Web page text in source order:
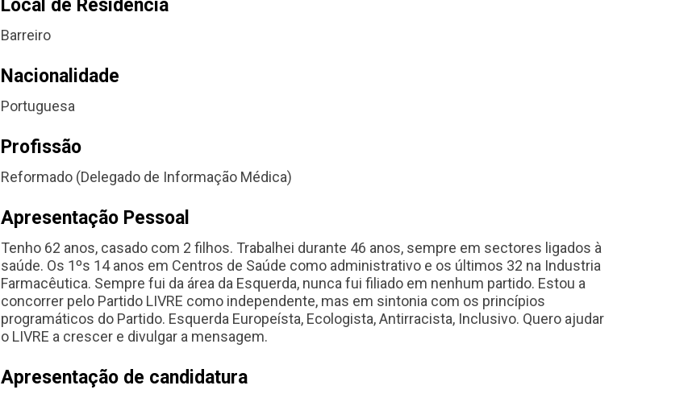
Local de Residência
Barreiro
Nacionalidade
Portuguesa
Profissão
Reformado (Delegado de Informação Médica)
Apresentação Pessoal
Tenho 62 anos, casado com 2 filhos. Trabalhei durante 46 anos, sempre em sectores ligados à
saúde. Os 1ºs 14 anos em Centros de Saúde como administrativo e os últimos 32 na Industria
Farmacêutica. Sempre fui da área da Esquerda, nunca fui filiado em nenhum partido. Estou a
concorrer pelo Partido LIVRE como independente, mas em sintonia com os princípios
programáticos do Partido. Esquerda Europeísta, Ecologista, Antirracista, Inclusivo. Quero ajudar
o LIVRE a crescer e divulgar a mensagem.
Apresentação de candidatura